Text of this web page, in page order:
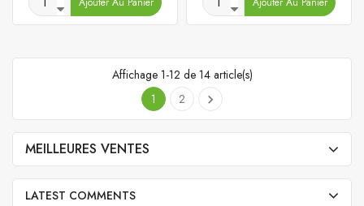
Affichage 1-12 de 14 article(s)
1
2 
MEILLEURES VENTES
LATEST COMMENTS